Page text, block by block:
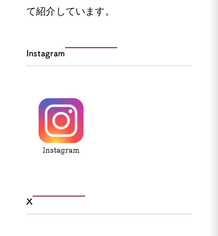
て紹介しています。
Instagram
X